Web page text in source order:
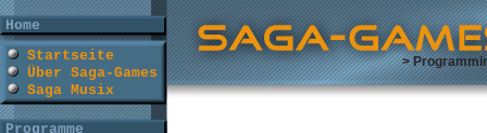
Home
Startseite
Über Saga-Games
Saga Musix
Programme
>